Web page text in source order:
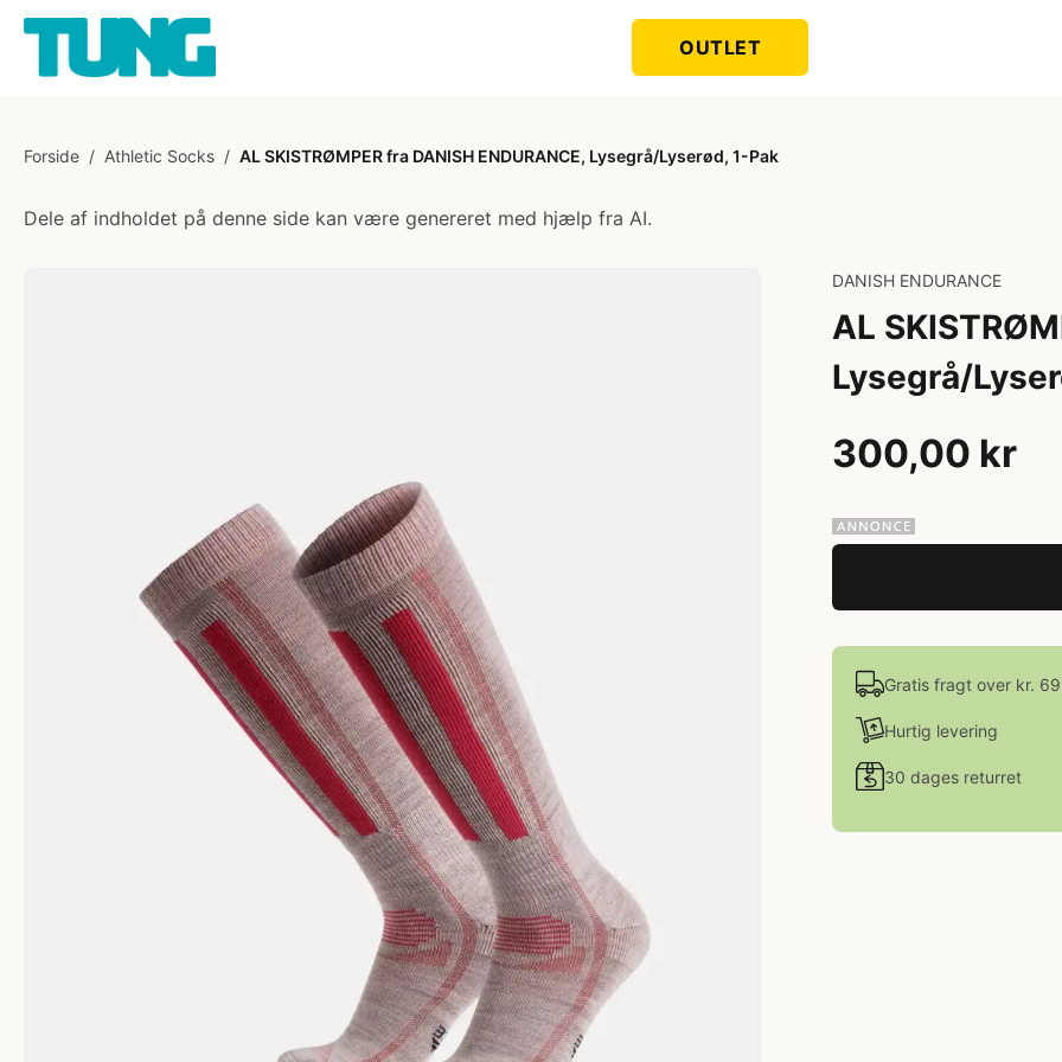
OUTLET
Forside / Athletic Socks / AL SKISTRØMPER fra DANISH ENDURANCE, Lysegrå/Lyserød, 1-Pak
Dele af indholdet på denne side kan være genereret med hjælp fra AI.
DANISH ENDURANCE
AL
Lysegrå/
300,00 kr
Gratis fragt over kr.
Hurtig levering
30 dages returret